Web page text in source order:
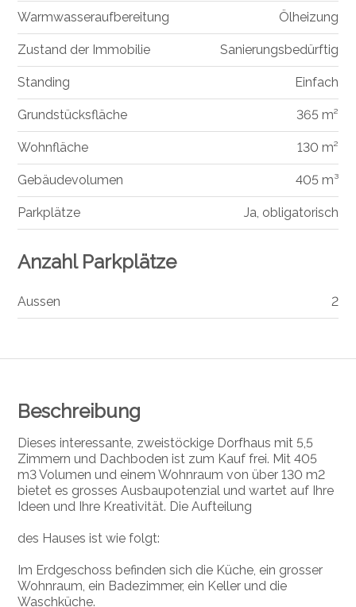
Beschreibung
Dieses interessante, zweistöckige Dorfhaus mit 5,5
Zimmern und Dachboden ist zum Kauf frei. Mit 405
m3 Volumen und einem Wohnraum von über 130 m2
bietet es grosses Ausbaupotenzial und wartet auf Ihre
Ideen und Ihre Kreativität. Die Aufteilung
des Hauses ist wie folgt:
Im Erdgeschoss befinden sich die Küche, ein grosser
Wohnraum, ein Badezimmer, ein Keller und die
Waschküche.
Warmwasseraufbereitung Ölheizung
Zustand der Immobilie Sanierungsbedürftig
Standing Einfach
Grundstücksfläche 365 m²
Wohnfläche 130 m²
Gebäudevolumen 405 m³
Parkplätze Ja, obligatorisch
Anzahl Parkplätze
Aussen 2